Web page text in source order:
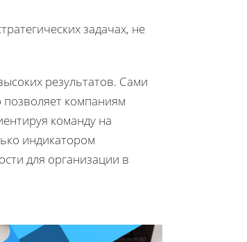
задачах, не
результатов. Сами
компаниям
команду на
индикатором
для организации в